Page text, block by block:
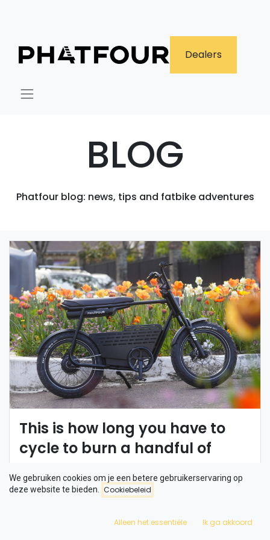
​Dealers
BLOG
Phatfour blog: news, tips and fatbike adventures
This is how long you have to
cycle to burn a handful of
If you cycle with electric support, it will take you a little longer
to burn off that chocolate.
We gebruiken cookies om je een betere gebruikerservaring op
deze website te bieden.
Cookiebeleid
Alleen het essentiële Ik ga akkoord